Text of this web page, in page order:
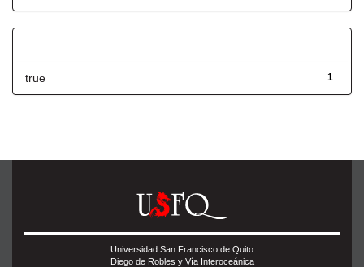
1
true
Universidad San Francisco de Quito
Diego de Robles y Vía Interoceánica